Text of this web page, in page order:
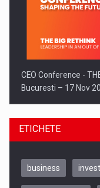
CEO Conference -
Bucuresti – 17 Nov
ETICHETE
business